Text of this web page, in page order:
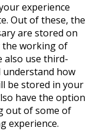
experience
Out of these, the
are stored on
the working of
also use third-
understand how
be stored in your
have the option
out of some of
experience.